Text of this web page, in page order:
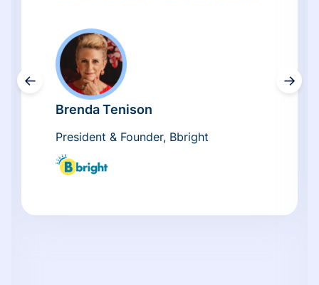
←
Brenda Tenison
President & Founder, Bbright
→